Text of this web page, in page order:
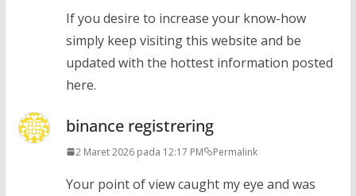
If you desire to increase your know-how
simply keep visiting this website and be
updated with the hottest information posted
here.
binance registrering
2 Maret 2026 pada 12:17 PM Permalink
Your point of view caught my eye and was